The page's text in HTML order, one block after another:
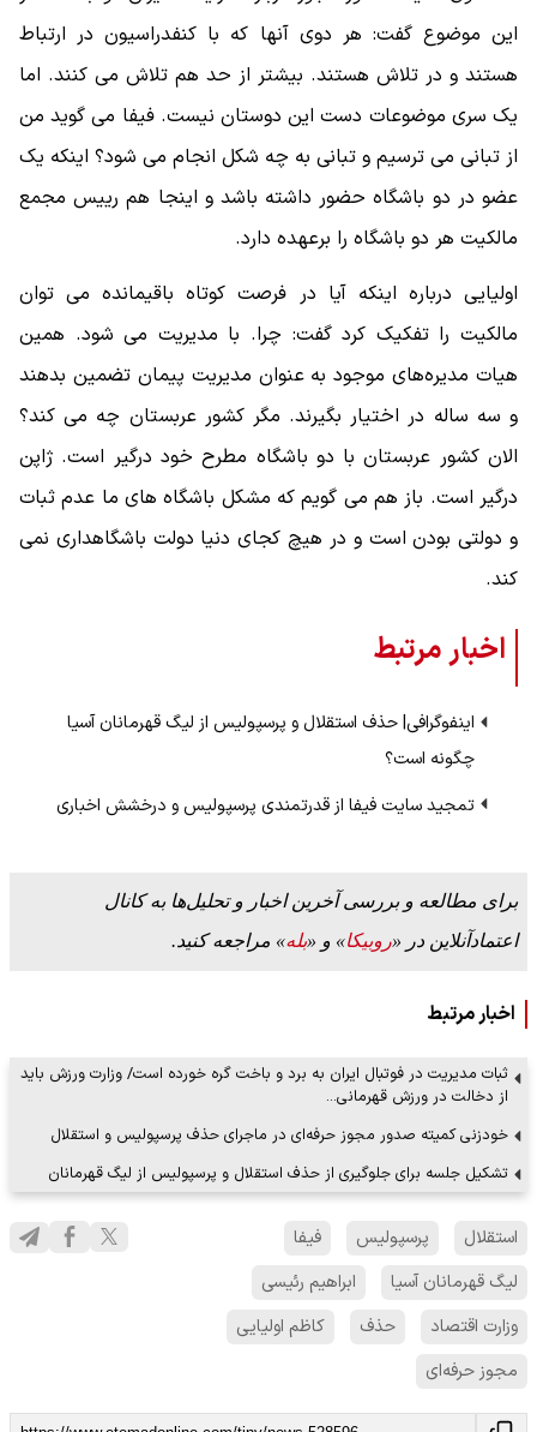
این موضوع گفت: هر دوی آنها که با کنفدراسیون در ارتباط
هستند و در تلاش هستند. بیشتر از حد هم تلاش می کنند. اما
یک سری موضوعات دست این دوستان نیست. فیفا می گوید من
از تبانی می ترسیم و تبانی به چه شکل انجام می شود؟ اینکه یک
عضو در دو باشگاه حضور داشته باشد و اینجا هم رییس مجمع
مالکیت هر دو باشگاه را برعهده دارد.
اولیایی درباره اینکه آیا در فرصت کوتاه باقیمانده می توان
مالکیت را تفکیک کرد گفت: چرا. با مدیریت می شود. همین
هیات مدیره‌های موجود به عنوان مدیریت پیمان تضمین بدهند
و سه ساله در اختیار بگیرند. مگر کشور عربستان چه می کند؟
الان کشور عربستان با دو باشگاه مطرح خود درگیر است. ژاپن
درگیر است. باز هم می گویم که مشکل باشگاه های ما عدم ثبات
و دولتی بودن است و در هیچ کجای دنیا دولت باشگاهداری نمی
کند.
اخبار مرتبط
اینفوگرافی| حذف استقلال و پرسپولیس از لیگ قهرمانان آسیا
چگونه است؟
تمجید سایت فیفا از قدرتمندی پرسپولیس و درخشش اخباری
برای مطالعه و بررسی آخرین اخبار و تحلیل‌ها به کانال
اعتمادآنلاین در «روبیکا» و «بله» مراجعه کنید.
اخبار مرتبط
ثبات مدیریت در فوتبال ایران به برد و باخت گره‌ خورده است/ وزارت ورزش باید
از دخالت در ورزش قهرمانی…
خودزنی کمیته صدور مجوز حرفه‌ای در ماجرای حذف پرسپولیس و استقلال
تشکیل جلسه برای جلوگیری از حذف استقلال و پرسپولیس از لیگ قهرمانان
استقلال پرسپولیس
فیفا
لیگ قهرمانان آسیا
ابراهیم رئیسی
وزارت اقتصاد
حذف
کاظم اولیایی
مجوز حرفه‌ای